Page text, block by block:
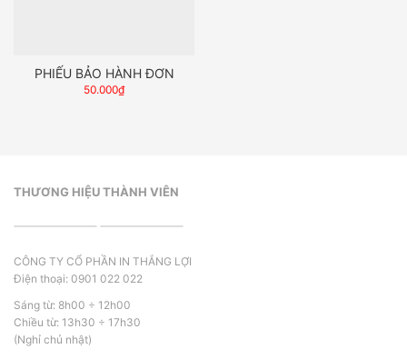
PHIẾU BẢO HÀNH ĐƠN
50.000₫
THƯƠNG HIỆU THÀNH VIÊN
CÔNG TY CỔ PHẦN IN THẮNG LỢI
Điện thoại: 0901 022 022
Sáng từ: 8h00 ÷ 12h00
Chiều từ: 13h30 ÷ 17h30
(Nghỉ chủ nhật)